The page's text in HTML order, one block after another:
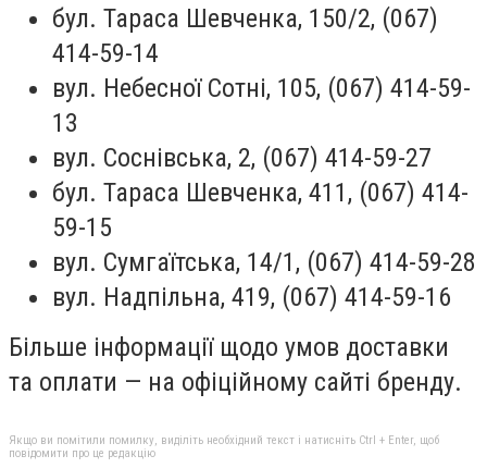
бул. Тараса Шевченка, 150/2, (067)
414-59-14
вул. Небесної Сотні, 105, (067) 414-59-
13
вул. Соснівська, 2, (067) 414-59-27
бул. Тараса Шевченка, 411, (067) 414-
59-15
вул. Сумгаїтська, 14/1, (067) 414-59-28
вул. Надпільна, 419, (067) 414-59-16
Більше інформації щодо умов доставки
та оплати — на офіційному сайті бренду.
Якщо ви помітили помилку, виділіть необхідний текст і натисніть Ctrl + Enter, щоб
повідомити про це редакцію